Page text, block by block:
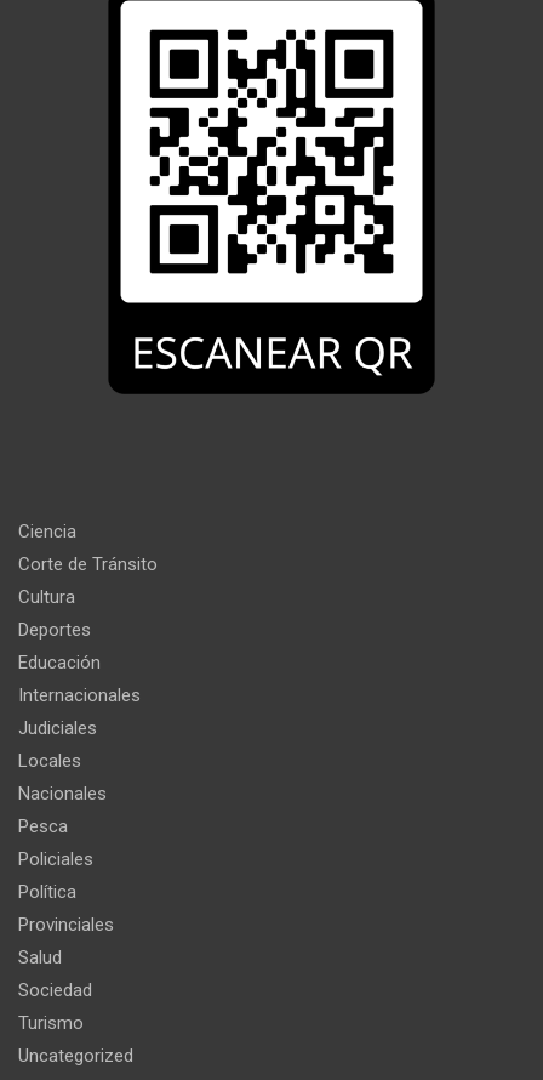
Ciencia
Corte de Tránsito
Cultura
Deportes
Educación
Internacionales
Judiciales
Locales
Nacionales
Pesca
Policiales
Política
Provinciales
Salud
Sociedad
Turismo
Uncategorized